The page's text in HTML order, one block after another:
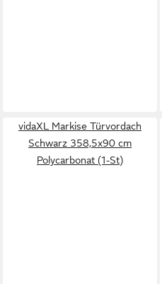
vidaXL Markise Türvordach
Schwarz 358,5x90 cm
Polycarbonat (1-St)